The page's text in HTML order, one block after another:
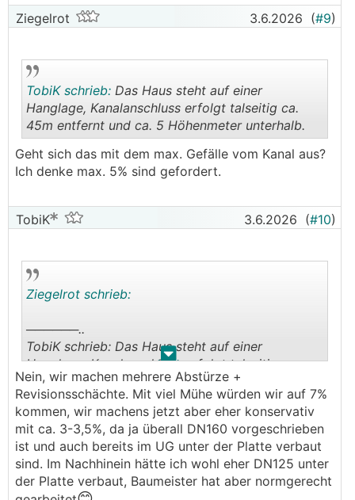
Ziegelrot 3.6.2026 (#9)
..
TobiK schrieb: Das Haus steht auf einer
Hanglage, Kanalanschluss erfolgt talseitig ca.
45m entfernt und ca. 5 Höhenmeter unterhalb.
Geht sich das mit dem max. Gefälle vom Kanal aus?
Ich denke max. 5% sind gefordert.
TobiK 3.6.2026 (#10)
. .
Ziegelrot schrieb:
──────..
TobiK schrieb: Das Haus steht auf einer
Hanglage, Kanalanschluss erfolgt talseitig ca.
45m entfernt und ca. 5 Höhenmeter unterhalb.
───────────────
Geht sich das mit dem max. Gefälle vom Kanal
aus? Ich denke max. 5% sind gefordert.
Nein, wir machen mehrere Abstürze +
Revisionsschächte. Mit viel Mühe würden wir auf 7%
kommen, wir machens jetzt aber eher konservativ
mit ca. 3-3,5%, da ja überall DN160 vorgeschrieben
ist und auch bereits im UG unter der Platte verbaut
sind. Im Nachhinein hätte ich wohl eher DN125 unter
der Platte verbaut, Baumeister hat aber normgerecht